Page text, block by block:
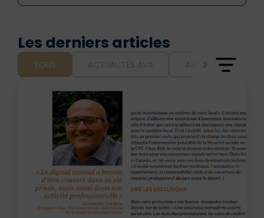
Les derniers articles
TOUS ACTUALITÉS AVA ASSURANCE ET